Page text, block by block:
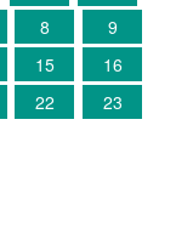
8
9
15
16
22
23